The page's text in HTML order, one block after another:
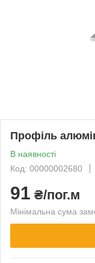
Профіль
В наявності
Код: 00000002680
91 ₴/пог.м
Мінімальна сума